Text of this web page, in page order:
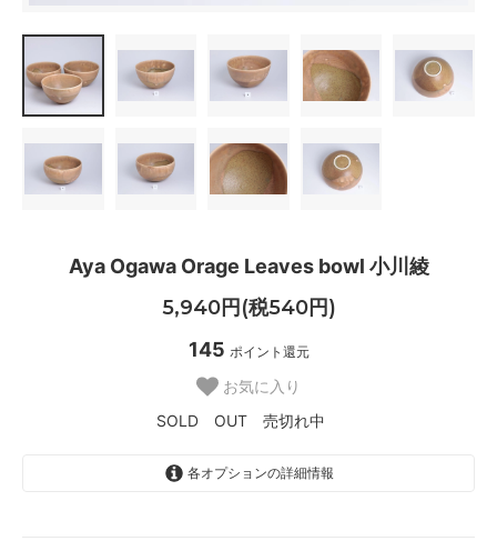
Aya Ogawa Orage Leaves bowl 小川綾
5,940円(税540円)
145 ポイント還元
お気に入り
SOLD OUT 売切れ中
各オプションの詳細情報